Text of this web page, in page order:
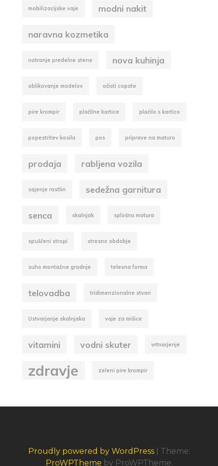
mobilizacijske vaje modni nakit
naravna kozmetika
notranje predelne stene nova kuhinja
oblikovanje modelov očisti copate
pire krompir plačilne kartice plačilo s kartico
popestritev kosila pos priprave na maturo
prodaja rabljena vozila
sajenje rastlin sedežna garnitura
senca skalnjak splošna matura
spuščeni stropi stresno obdobje
suho montažne gradnje telesna forma
telovadba tridimenzionalne stvari
Ustvarjanje skalnjaka vaje za mišice
vitamini vodni skuter vrtnarjenje
zdravje zeleni pire krompir
Proudly powered by WordPress
Theme:
ProWPTheme by ProWPTheme.